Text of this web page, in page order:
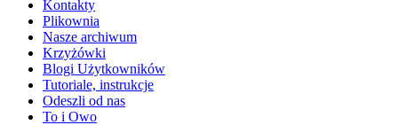
Kontakty
Plikownia
Nasze archiwum
Krzyżówki
Blogi Użytkowników
Tutoriale, instrukcje
Odeszli od nas
To i Owo